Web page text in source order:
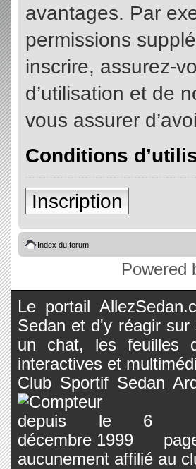
avantages. Par
permissions
inscrire, assurez-
d’utilisation et de
vous assurer
Conditions
Inscription
Index du forum
Powered
Le portail
Sedan et d'y réagir
un chat, les feuilles
interactives et
Club Sportif Sedan
aucunement affilié au